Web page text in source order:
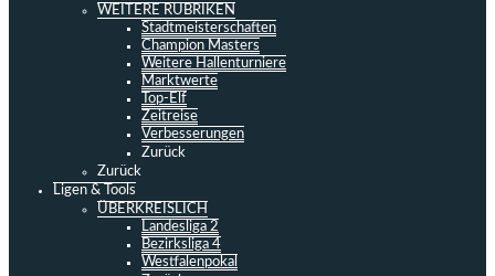
WEITERE RUBRIKEN
Stadtmeisterschaften
Champion Masters
Weitere Hallenturniere
Marktwerte
Top-Elf
Zeitreise
Verbesserungen
Zurück
Zurück
Ligen & Tools
ÜBERKREISLICH
Landesliga 2
Bezirksliga 4
Westfalenpokal